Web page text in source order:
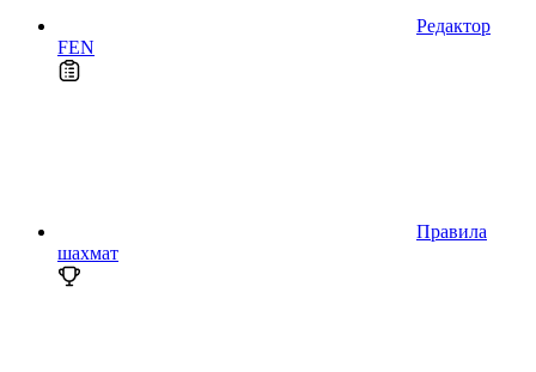
Редактор
FEN
Правила
шахмат